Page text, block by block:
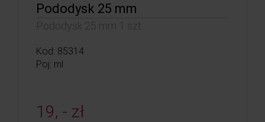
Pododysk 25 mm
Pododysk 25 mm 1 szt.
Kod: 85314
Poj: ml
19, - zł